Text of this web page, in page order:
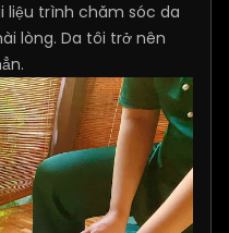
liệu trình chăm sóc da
lòng. Da tôi trở nên